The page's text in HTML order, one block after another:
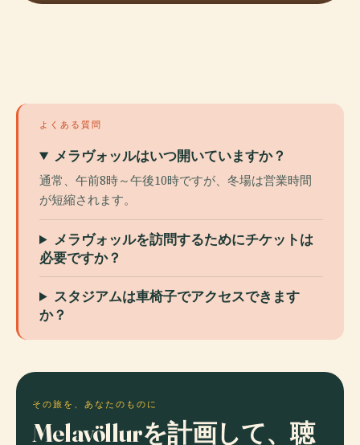
よくある質問
メラヴォッルはいつ開いていますか？
通常、午前8時～午後10時ですが、冬場は営業時間
が短縮されます。
メラヴォッルを訪問するためにチケットは
必要ですか？
スタジアムは車椅子でアクセスできます
か？
その旅を、あなたのものに
Melavöllurを計画して、聴